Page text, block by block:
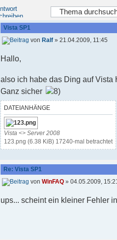
Vista SP1
von Ralf» 21.04.2009, 11:45
Hallo,
also ich habe das Ding auf Vista
Ganz sicher
DATEIANHÄNGE
Vista <> Server 2008
123.png (6.38 KiB) 17240-mal betrachtet
Re: Vista SP1
von WinFAQ» 04.05.2009,
ups... scheint ein kleiner Fehler